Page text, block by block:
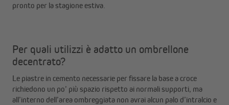
pronto per la stagione estiva.
Per quali utilizzi è adatto un ombrellone
decentrato?
Le piastre in cemento necessarie per fissare la base a croce
richiedono un po’ più spazio rispetto ai normali supporti, ma
all’interno dell’area ombreggiata non avrai alcun palo d’intralcio e